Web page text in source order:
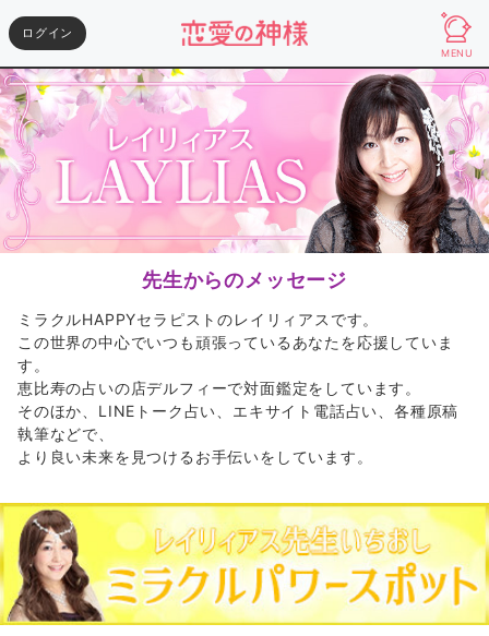
ログイン
MENU
先生からのメッセージ
ミラクルHAPPYセラピストのレイリィアスです。
この世界の中心でいつも頑張っているあなたを応援していま
す。
恵比寿の占いの店デルフィーで対面鑑定をしています。
そのほか、LINEトーク占い、エキサイト電話占い、各種原稿
執筆などで、
より良い未来を見つけるお手伝いをしています。